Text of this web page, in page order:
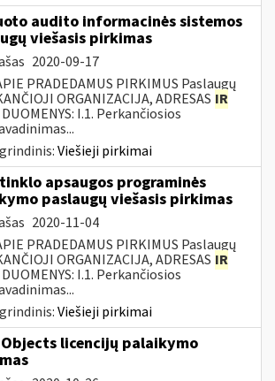
audito informacinės sistemos
viešasis pirkimas
2020-09-17
PRADEDAMUS PIRKIMUS Paslaugų
ORGANIZACIJA, ADRESAS IR
I.1. Perkančiosios
Viešieji pirkimai
apsaugos programinės
paslaugų viešasis pirkimas
2020-11-04
PRADEDAMUS PIRKIMUS Paslaugų
ORGANIZACIJA, ADRESAS IR
I.1. Perkančiosios
Viešieji pirkimai
Objects licencijų palaikymo